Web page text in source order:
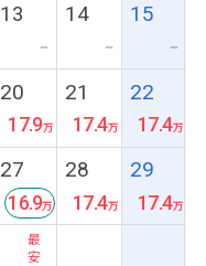
13
ー
14
ー
15
ー
20
17.9
21
17.4
22
17.4
27
最
安
16.9
28
17.4
29
17.4